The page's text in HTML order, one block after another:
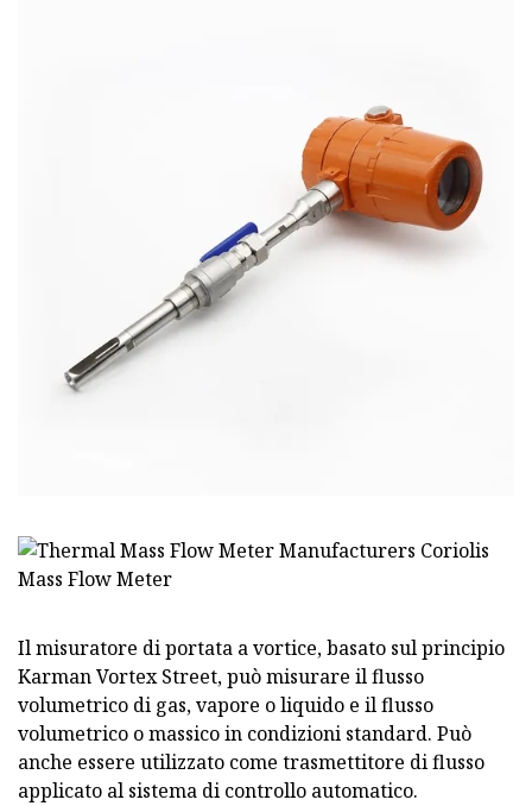
Il misuratore di portata a vortice, basato sul principio
Karman Vortex Street, può misurare il flusso
volumetrico di gas, vapore o liquido e il flusso
volumetrico o massico in condizioni standard. Può
anche essere utilizzato come trasmettitore di flusso
applicato al sistema di controllo automatico.